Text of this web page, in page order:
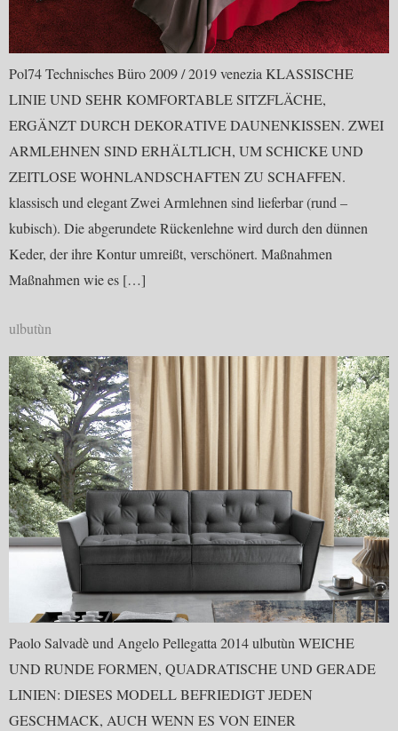
Pol74 Technisches Büro 2009 / 2019 venezia KLASSISCHE
LINIE UND SEHR KOMFORTABLE SITZFLÄCHE,
ERGÄNZT DURCH DEKORATIVE DAUNENKISSEN. ZWEI
ARMLEHNEN SIND ERHÄLTLICH, UM SCHICKE UND
ZEITLOSE WOHNLANDSCHAFTEN ZU SCHAFFEN.
klassisch und elegant Zwei Armlehnen sind lieferbar (rund –
kubisch). Die abgerundete Rückenlehne wird durch den dünnen
Keder, der ihre Kontur umreißt, verschönert. Maßnahmen
Maßnahmen wie es […]
ulbutùn
Paolo Salvadè und Angelo Pellegatta 2014 ulbutùn WEICHE
UND RUNDE FORMEN, QUADRATISCHE UND GERADE
LINIEN: DIESES MODELL BEFRIEDIGT JEDEN
GESCHMACK, AUCH WENN ES VON EINER